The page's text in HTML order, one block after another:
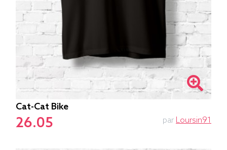
Cat-Cat Bike
26.05 par Loursin91